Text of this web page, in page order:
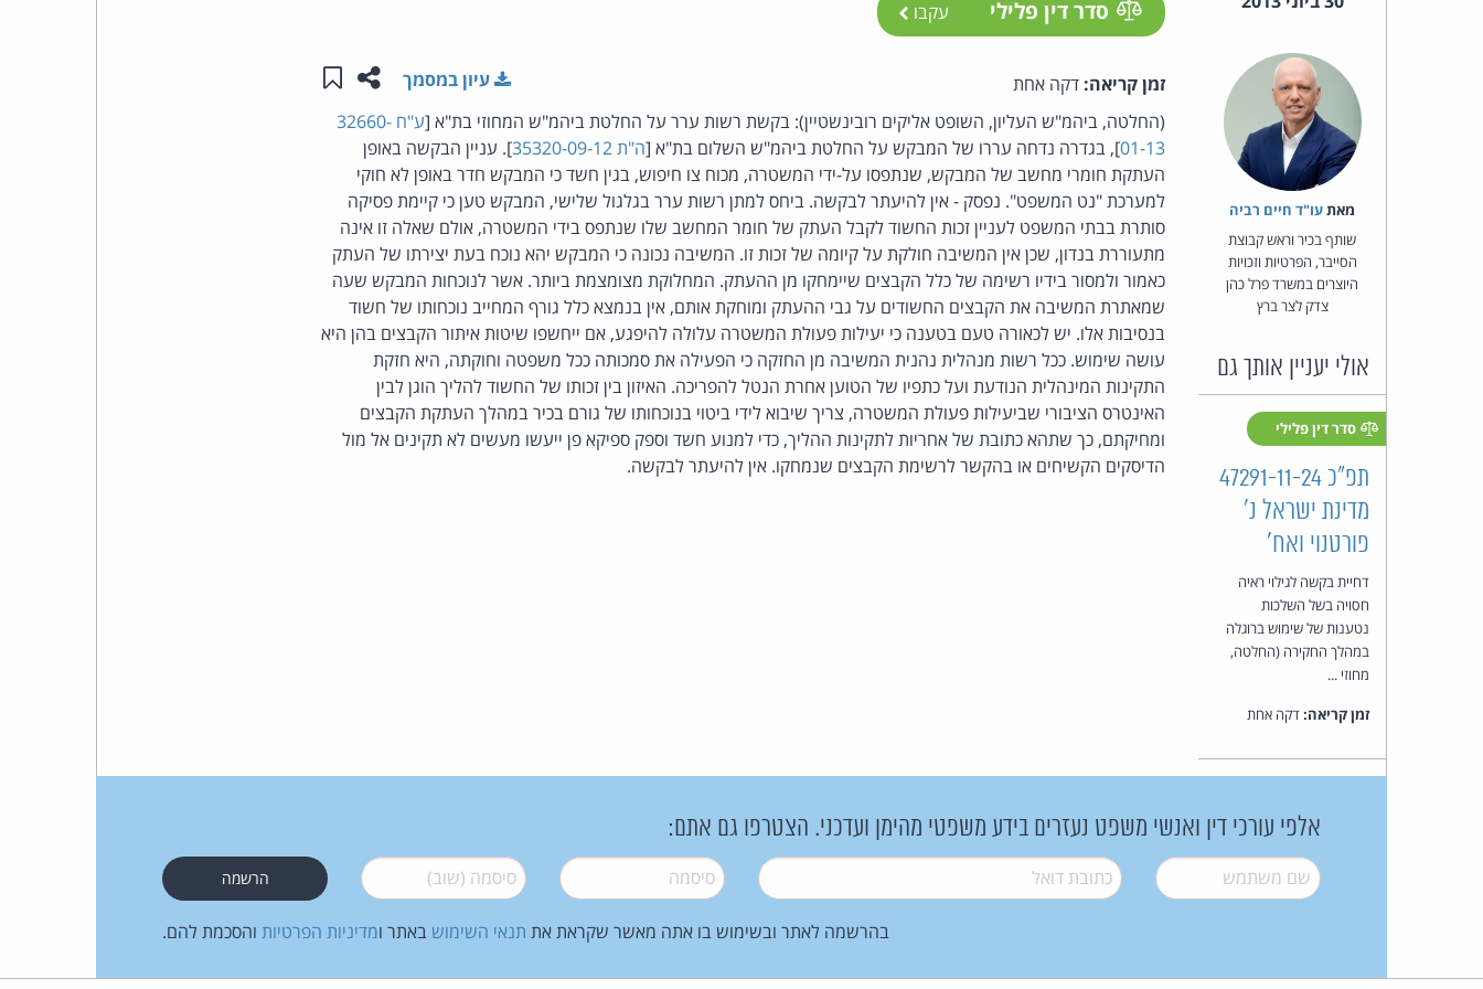
סדר דין פלילי עקבו
מאת‏עו"ד חיים רביה
שותף בכיר וראש קבוצת
הסייבר, הפרטיות וזכויות
היוצרים במשרד פרל כהן
צדק לצר ברץ
אולי יעניין אותך גם
סדר דין פלילי
תפ"כ 47291-11-24
מדינת ישראל נ'
פורטנוי ואח'
דחיית בקשה לגילוי ראיה
חסויה בשל השלכות
נטענות של שימוש ברוגלה
במהלך החקירה (החלטה,
מחוזי ...
זמן קריאה:דקה אחת
זמן קריאה: דקה אחת שתפו עמוד זה
שמור ב"תכנים שלי"
עיון במסמך
(החלטה, ביהמ"ש העליון, השופט אליקים רובינשטיין): בקשת רשות ערר על החלטת ביהמ"ש המחוזי בת"א [
ע"ח 32660-
01-13], בגדרה נדחה עררו של המבקש על החלטת ביהמ"ש השלום בת"א [ה"ת 35320-09-12
]. עניין הבקשה באופן
העתקת חומרי מחשב של המבקש, שנתפסו על-ידי המשטרה, מכוח צו חיפוש, בגין חשד כי המבקש חדר באופן לא חוקי
למערכת "נט המשפט". נפסק - אין להיעתר לבקשה. ביחס למתן רשות ערר בגלגול שלישי, המבקש טען כי קיימת פסיקה
סותרת בבתי המשפט לעניין זכות החשוד לקבל העתק של חומר המחשב שלו שנתפס בידי המשטרה, אולם שאלה זו אינה
מתעוררת בנדון, שכן אין המשיבה חולקת על קיומה של זכות זו. המשיבה נכונה כי המבקש יהא נוכח בעת יצירתו של העתק
כאמור ולמסור בידיו רשימה של כלל הקבצים שיימחקו מן ההעתק. המחלוקת מצומצמת ביותר. אשר לנוכחות המבקש שעה
שמאתרת המשיבה את הקבצים החשודים על גבי ההעתק ומוחקת אותם, אין בנמצא כלל גורף המחייב נוכחותו של חשוד
בנסיבות אלו. יש לכאורה טעם בטענה כי יעילות פעולת המשטרה עלולה להיפגע, אם ייחשפו שיטות איתור הקבצים בהן היא
עושה שימוש. ככל רשות מנהלית נהנית המשיבה מן החזקה כי הפעילה את סמכותה ככל משפטה וחוקתה, היא חזקת
התקינות המינהלית הנודעת ועל כתפיו של הטוען אחרת הנטל להפריכה. האיזון בין זכותו של החשוד להליך הוגן לבין
האינטרס הציבורי שביעילות פעולת המשטרה, צריך שיבוא לידי ביטוי בנוכחותו של גורם בכיר במהלך העתקת הקבצים
ומחיקתם, כך שתהא כתובת של אחריות לתקינות ההליך, כדי למנוע חשד וספק ספיקא פן ייעשו מעשים לא תקינים אל מול
הדיסקים הקשיחים או בהקשר לרשימת הקבצים שנמחקו. אין להיעתר לבקשה.
אלפי עורכי דין ואנשי משפט נעזרים בידע משפטי מהימן ועדכני. הצטרפו גם אתם:
שם משתמש* דואל* סיסמה* סיסמה (שוב)*
בהרשמה לאתר ובשימוש בו אתה מאשר שקראת את תנאי השימוש באתר ומדיניות הפרטיות והסכמת להם.